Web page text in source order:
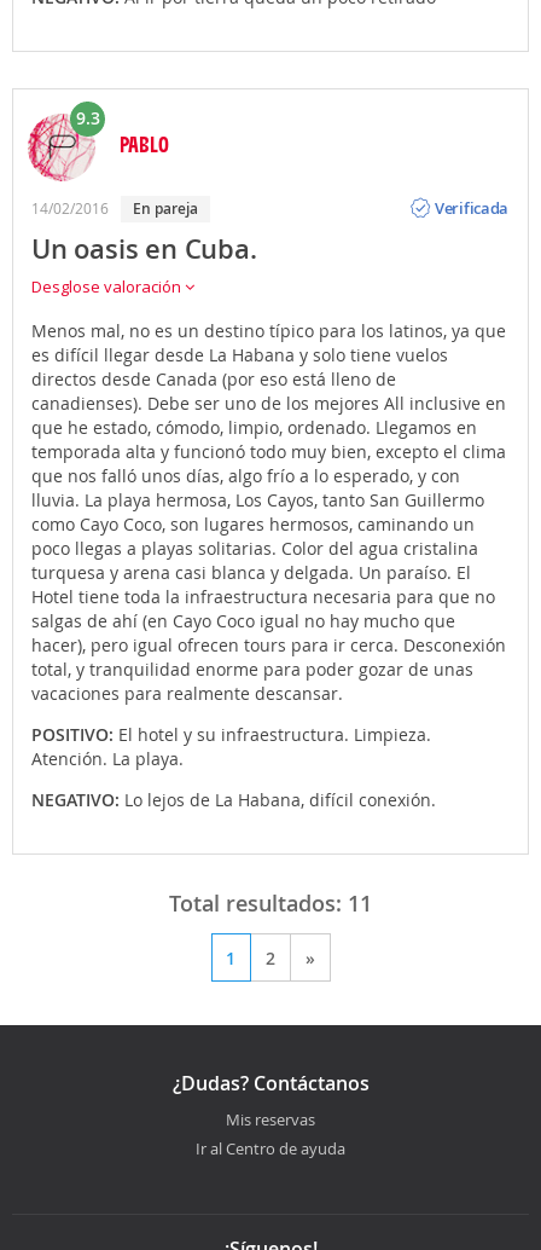
9.3
PABLO
14/02/2016 en pareja
Verificada
Un oasis en Cuba.
Desglose valoración
Menos mal, no es un destino típico para los latinos, ya que
es difícil llegar desde La Habana y solo tiene vuelos
directos desde Canada (por eso está lleno de
canadienses). Debe ser uno de los mejores All inclusive en
que he estado, cómodo, limpio, ordenado. Llegamos en
temporada alta y funcionó todo muy bien, excepto el clima
que nos falló unos días, algo frío a lo esperado, y con
lluvia. La playa hermosa, Los Cayos, tanto San Guillermo
como Cayo Coco, son lugares hermosos, caminando un
poco llegas a playas solitarias. Color del agua cristalina
turquesa y arena casi blanca y delgada. Un paraíso. El
Hotel tiene toda la infraestructura necesaria para que no
salgas de ahí (en Cayo Coco igual no hay mucho que
hacer), pero igual ofrecen tours para ir cerca. Desconexión
total, y tranquilidad enorme para poder gozar de unas
vacaciones para realmente descansar.
POSITIVO: El hotel y su infraestructura. Limpieza.
Atención. La playa.
NEGATIVO: Lo lejos de La Habana, difícil conexión.
Total resultados: 11
1 2 »
¿Dudas? Contáctanos
Mis reservas
Ir al Centro de ayuda